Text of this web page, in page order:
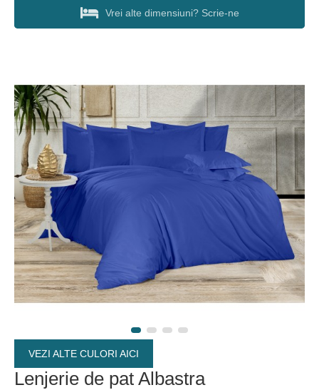
Vrei alte dimensiuni? Scrie-ne
VEZI ALTE CULORI AICI
Lenjerie de pat Albastra